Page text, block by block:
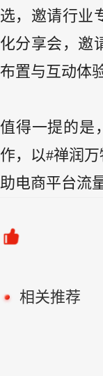
选，邀请行业
化分享会，邀
布置与互动体
值得一提的是
作，以#禅润
助电商平台流
相关推荐